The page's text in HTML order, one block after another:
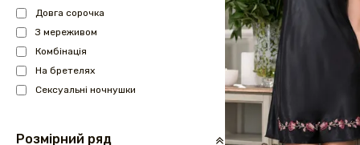
Довга сорочка
З мереживом
Комбінація
На бретелях
Сексуальні ночнушки
Розмірний ряд